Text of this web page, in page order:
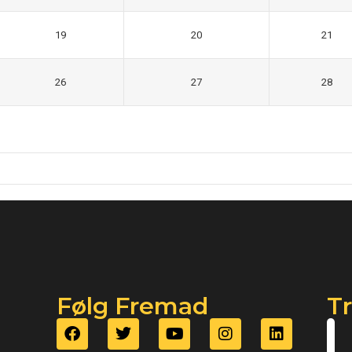
19 20 21
26 27 28
Følg Fremad